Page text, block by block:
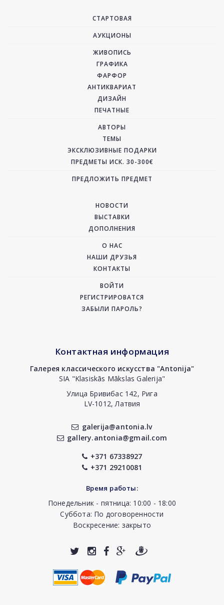
СТАРТОВАЯ
АУКЦИОНЫ
ЖИВОПИСЬ
ГРАФИКА
ФАРФОР
АНТИКВАРИАТ
ДИЗАЙН
ПЕЧАТНЫЕ
АВТОРЫ
ТЕМЫ
ЭКСКЛЮЗИВНЫЕ ПОДАРКИ
ПРЕДМЕТЫ ИСК. 30-300€
ПРЕДЛОЖИТЬ ПРЕДМЕТ
НОВОСТИ
ВЫСТАВКИ
ДОПОЛНЕНИЯ
О НАС
НАШИ ДРУЗЬЯ
КОНТАКТЫ
ВОЙТИ
РЕГИСТРИРОВАТСЯ
ЗАБЫЛИ ПАРОЛЬ?
Контактная информация
Галерея классического искусства "Antonija"
SIA "Klasiskās Mākslas Galerija"
Улица Бривибас 142, Рига
LV-1012, Латвия
galerija@antonia.lv
gallery.antonia@gmail.com
+371 67338927
+371 29210081
Время работы:
Понедельник - пятница: 10:00 - 18:00
Суббота: По договоренности
Воскресение: закрыто